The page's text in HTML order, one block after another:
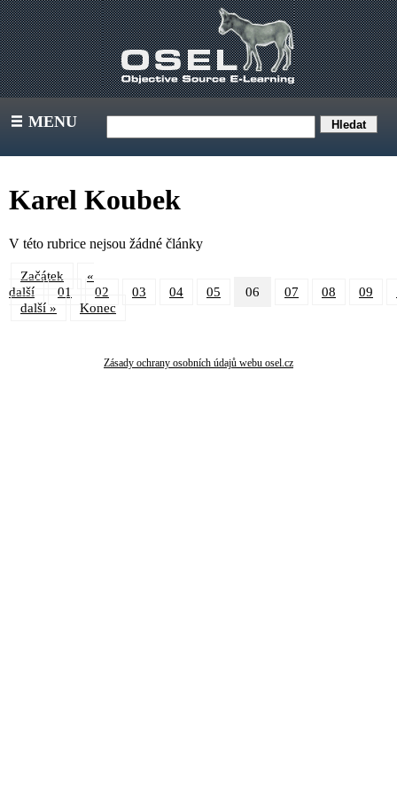
III MENU
Karel Koubek
V této rubrice nejsou žádné články
Začátek
«
další
01 02 03 04 05 06 07 08 09
další »
Konec
Zásady ochrany osobních údajů webu osel.cz